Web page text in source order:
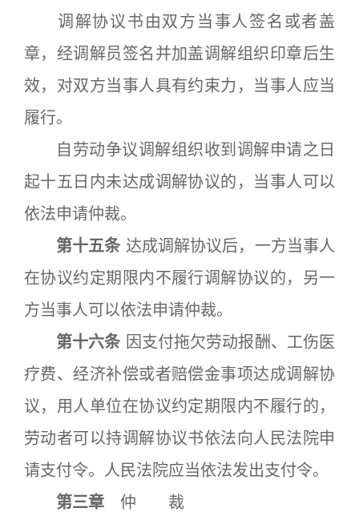
调解协议书由双方当事人签名或者盖
章，经调解员签名并加盖调解组织印章后生
效，对双方当事人具有约束力，当事人应当
履行。
自劳动争议调解组织收到调解申请之日
起十五日内未达成调解协议的，当事人可以
依法申请仲裁。
第十五条 达成调解协议后，一方当事人
在协议约定期限内不履行调解协议的，另一
方当事人可以依法申请仲裁。
第十六条 因支付拖欠劳动报酬、工伤医
疗费、经济补偿或者赔偿金事项达成调解协
议，用人单位在协议约定期限内不履行的，
劳动者可以持调解协议书依法向人民法院申
请支付令。人民法院应当依法发出支付令。
第三章 仲 裁